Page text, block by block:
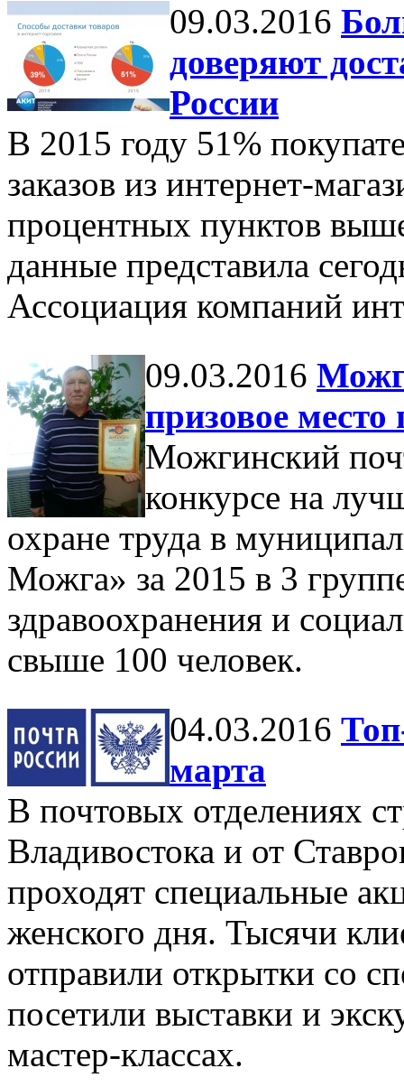
09.03.2016
доверяют
России
В 2015 году 51%
заказов из интернет-
процентных пунктов
данные представила
Ассоциация компаний
09.03.2016
призовое место
Можгинский
конкурсе на
охране труда в
Можга» за 2015 в 3
здравоохранения и
свыше 100 человек.
04.03.2016
марта
В почтовых отделениях
Владивостока и от
проходят специальные
женского дня. Тысячи
отправили открытки со
посетили выставки и
мастер-классах.